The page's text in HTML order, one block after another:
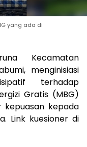
yang ada di
Kecamatan
menginisiasi
terhadap
Gratis (MBG)
kepuasan kepada
Link kuesioner di